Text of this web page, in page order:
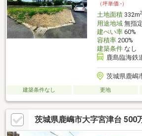
（坪単価:-）
土地面積332m2
用途地域無指
建ぺい率60%
容積率200%
建築条件なし
鹿島臨海鉄
茨城県鹿嶋
建築条件なし 更地
茨城県鹿嶋市大字宮津台 500